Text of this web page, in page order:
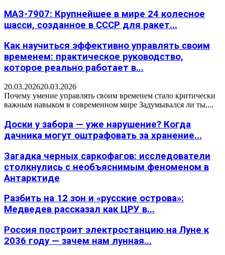
МАЗ-7907: Крупнейшее в мире 24 колесное
шасси, созданное в СССР для ракет...
Как научиться эффективно управлять своим
временем: практическое руководство,
которое реально работает в...
20.03.202620.03.2026
Почему умение управлять своим временем стало критически
важным навыком в современном мире Задумывался ли ты,...
Доски у забора — уже нарушение? Когда
дачника могут оштрафовать за хранение...
Загадка черных саркофагов: исследователи
столкнулись с необъяснимым феноменом в
Антарктиде
Разбить на 12 зон и «русские острова»:
Медведев рассказал как ЦРУ в...
Россия построит электростанцию на Луне к
2036 году — зачем нам лунная...